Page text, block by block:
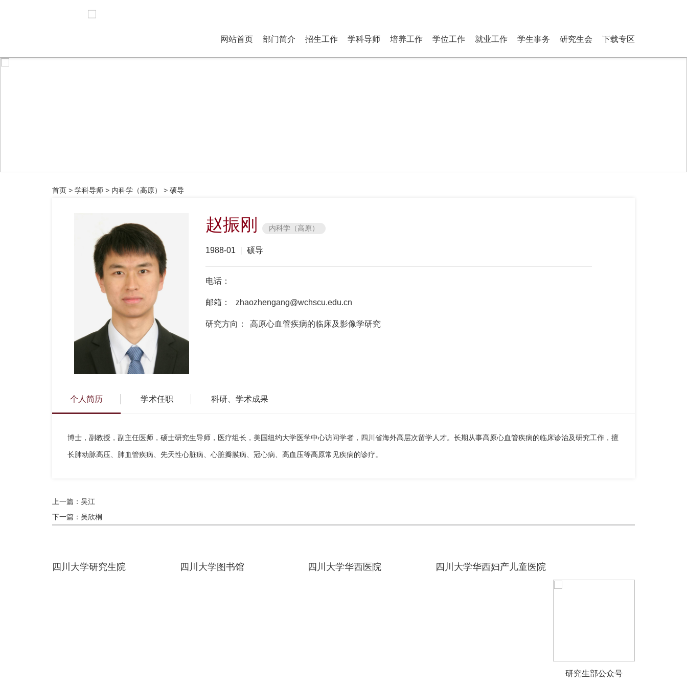
网站首页 部门简介 招生工作 学科导师 培养工作 学位工作 就业工作 学生事务 研究生会 下载专区
首页 > 学科导师 > 内科学（高原） > 硕导
赵振刚 内科学（高原）
1988-01 硕导
电话：
邮箱： zhaozhengang@wchscu.edu.cn
研究方向： 高原心血管疾病的临床及影像学研究
个人简历 学术任职 科研、学术成果
博士，副教授 ， 副主任医师，硕士研究生导师 ，医疗组长 ，美国纽约大学医学中心访问学者，四川省海外高层次留学人才。 长期从事高原心血管疾病的临床诊治及研究工作，擅
长肺动脉高压、肺血管疾病、先天性心脏病、心脏瓣膜病、冠心病、高血压等高原常见疾病的诊疗。
上一篇：吴江
下一篇：吴欣桐
四川大学研究生院 四川大学图书馆 四川大学华西医院 四川大学华西妇产儿童医院
研究生部公众号